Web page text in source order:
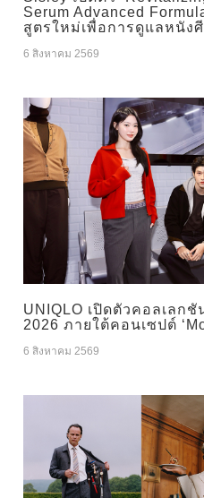
Serum Advanced
สูตรใหม่เพื่อการดูแลหนัง
6 สิงหาคม 2569
UNIQLO เปิดตัวคอลเลก
2026 ภายใต้คอนเซปต์
6 สิงหาคม 2569